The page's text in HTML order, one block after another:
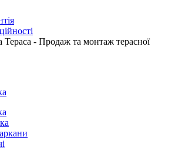
Тераса - Продаж та монтаж терасної